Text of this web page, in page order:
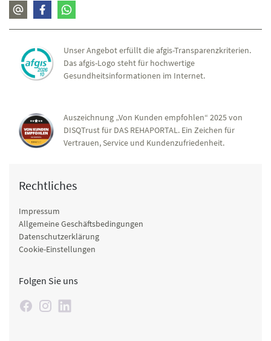
Unser Angebot erfüllt die afgis-Transparenzkriterien.
Das afgis-Logo steht für hochwertige
Gesundheitsinformationen im Internet.
Auszeichnung „Von Kunden empfohlen“ 2025 von
DISQTrust für DAS REHAPORTAL. Ein Zeichen für
Vertrauen, Service und Kundenzufriedenheit.
Rechtliches
Impressum
Allgemeine Geschäftsbedingungen
Datenschutzerklärung
Cookie-Einstellungen
Folgen Sie uns